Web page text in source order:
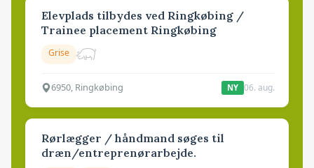
Elevplads tilbydes ved Ringkøbing /
Trainee placement Ringkøbing
Grise
6950, Ringkøbing NY 06. aug.
Rørlægger / håndmand søges til
dræn/entreprenørarbejde.